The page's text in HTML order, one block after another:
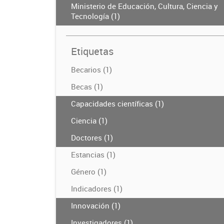
Ministerio de Educación, Cultura, Ciencia y
Tecnología (1)
Etiquetas
Becarios (1)
Becas (1)
Capacidades científicas (1)
Ciencia (1)
Doctores (1)
Estancias (1)
Género (1)
Indicadores (1)
Innovación (1)